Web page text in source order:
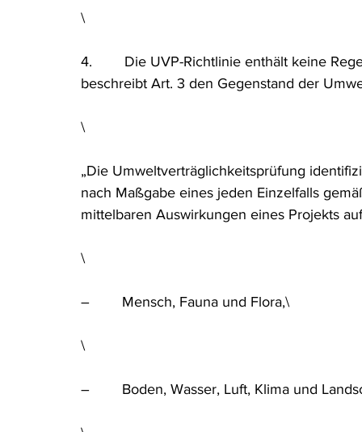
\
4.        Die UVP-Richtlinie enthält keine
beschreibt Art. 3 den Gegenstand der
\
„Die Umweltverträglichkeitsprüfung
nach Maßgabe eines jeden Einzelfalls
mittelbaren Auswirkungen eines Projekts
\
–        Mensch, Fauna und Flora,\
\
–        Boden, Wasser, Luft, Klima und